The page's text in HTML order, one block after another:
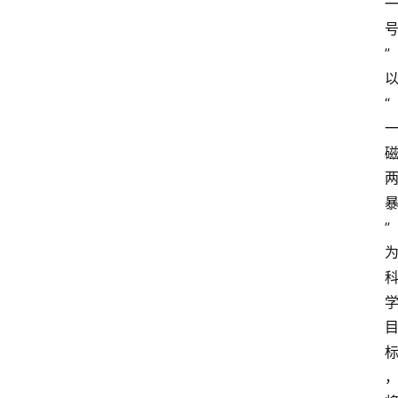
一
号
”
以
“
一
磁
两
暴
”
为
科
学
目
标
，